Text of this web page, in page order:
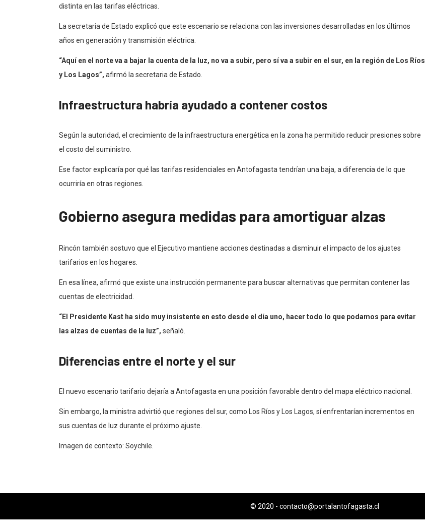
distinta en las tarifas eléctricas.
La secretaria de Estado explicó que este escenario se relaciona con las inversiones desarrolladas en los últimos
años en generación y transmisión eléctrica.
“Aquí en el norte va a bajar la cuenta de la luz, no va a subir, pero sí va a subir en el sur, en la región de Los Ríos
y Los Lagos”, afirmó la secretaria de Estado.
Infraestructura habría ayudado a contener costos
Según la autoridad, el crecimiento de la infraestructura energética en la zona ha permitido reducir presiones sobre
el costo del suministro.
Ese factor explicaría por qué las tarifas residenciales en Antofagasta tendrían una baja, a diferencia de lo que
ocurriría en otras regiones.
Gobierno asegura medidas para amortiguar alzas
Rincón también sostuvo que el Ejecutivo mantiene acciones destinadas a disminuir el impacto de los ajustes
tarifarios en los hogares.
En esa línea, afirmó que existe una instrucción permanente para buscar alternativas que permitan contener las
cuentas de electricidad.
“El Presidente Kast ha sido muy insistente en esto desde el día uno, hacer todo lo que podamos para evitar
las alzas de cuentas de la luz”, señaló.
Diferencias entre el norte y el sur
El nuevo escenario tarifario dejaría a Antofagasta en una posición favorable dentro del mapa eléctrico nacional.
Sin embargo, la ministra advirtió que regiones del sur, como Los Ríos y Los Lagos, sí enfrentarían incrementos en
sus cuentas de luz durante el próximo ajuste.
Imagen de contexto: Soychile.
© 2020 - contacto@portalantofagasta.cl